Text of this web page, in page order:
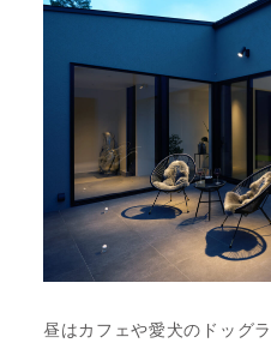
昼はカフェや愛犬のドッグ